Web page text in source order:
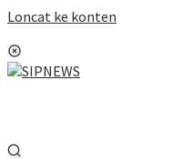
Loncat ke konten